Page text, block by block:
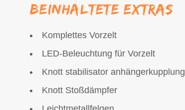
Beinhaltete extras
Komplettes Vorzelt
LED-Beleuchtung für Vorzelt
Knott stabilisator anhängerkupplung
Knott Stoßdämpfer